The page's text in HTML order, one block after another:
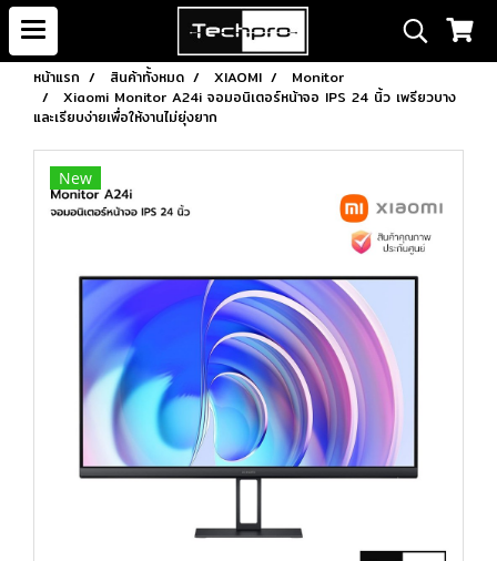
หน้าแรก สินค้าทั้งหมด XIAOMI
Monitor
Xiaomi Monitor A24i จอมอนิเตอร์หน้าจอ IPS 24 นิ้ว เพรียวบาง
และเรียบง่ายเพื่อให้งานไม่ยุ่งยาก
New